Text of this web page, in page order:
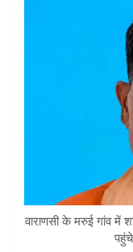
वाराणसी के मरुई गांव में
पहुंचे